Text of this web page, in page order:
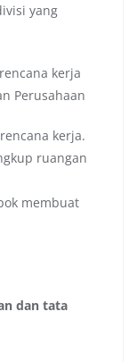
yang
kerja
Perusahaan
kerja.
ruangan
membuat
dan tata